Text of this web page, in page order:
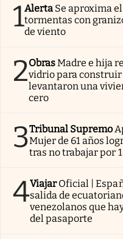
1Alerta Se aproxima
tormentas con
de viento
2ObrasMadre e hija
vidrio para construir
levantaron una
cero
3Tribunal Supremo
Mujer de 61 años
tras no trabajar por
4Viajar Oficial |
salida de
venezolanos que
del pasaporte